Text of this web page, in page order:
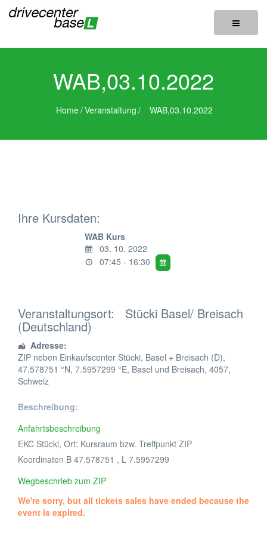
Toggle
WAB,03.10.2022
Home/Veranstaltung / WAB,03.10.2022
Ihre Kursdaten:
WAB Kurs
03. 10. 2022
07:45 - 16:30
Veranstaltungsort: Stücki Basel/ Breisach
(Deutschland)
Adresse:
ZIP neben Einkaufscenter Stücki, Basel + Breisach (D),
47.578751 °N, 7.5957299 °E, Basel und Breisach, 4057,
Schweiz
Beschreibung:
Anfahrtsbeschreibung
EKC Stücki, Ort: Kursraum bzw. Treffpunkt ZIP
Koordinaten B 47.578751 , L 7.5957299
Wegbeschrieb zum ZIP
We're sorry, but all tickets sales have ended because the
event is expired.